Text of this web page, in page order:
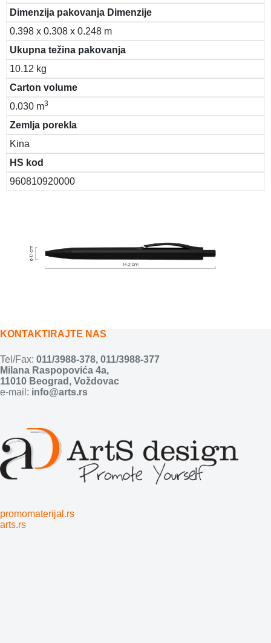
Dimenzija pakovanja Dimenzije
0.398 x 0.308 x 0.248 m
Ukupna težina pakovanja
10.12 kg
Carton volume
0.030 m3
Zemlja porekla
Kina
HS kod
960810920000
KONTAKTIRAJTE NAS
Tel/Fax: 011/3988-378, 011/3988-377
Milana Raspopovića 4a,
11010 Beograd, Voždovac
e-mail: info@arts.rs
promomaterijal.rs
arts.rs